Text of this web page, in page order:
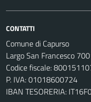
CONTATTI
Comune di Capurso
Largo San Francesco
Codice fiscale:
P. IVA: 01018600724
IBAN TESORERIA: